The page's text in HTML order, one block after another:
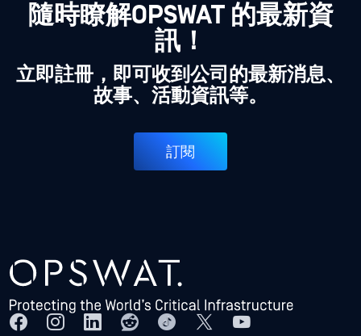
隨時瞭解OPSWAT 的最新資
訊！
立即註冊，即可收到公司的最新消息、
故事、活動資訊等。
訂閱